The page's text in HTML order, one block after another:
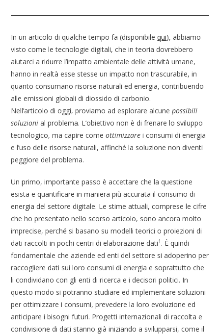
In un articolo di qualche tempo fa (disponibilequi), abbiamo
visto come le tecnologie digitali, che in teoria dovrebbero
aiutarci a ridurre l’impatto ambientale delle attività umane,
hanno in realtà esse stesse un impatto non trascurabile, in
quanto consumano risorse naturali ed energia, contribuendo
alle emissioni globali di diossido di carbonio.
Nell’articolo di oggi, proviamo ad esplorare alcunepossibili
soluzioni al problema. L’obiettivo non è di frenare lo sviluppo
tecnologico, ma capire comeottimizzarei consumi di energia
e l’uso delle risorse naturali, affinché la soluzione non diventi
peggiore del problema.
Un primo, importante passo è accettare che la questione
esista e quantificare in maniera più accurata il consumo di
energia del settore digitale. Le stime attuali, comprese le cifre
che ho presentato nello scorso articolo, sono ancora molto
imprecise, perché si basano su modelli teorici o proiezioni di
dati raccolti in pochi centri di elaborazione dati1 . È quindi
fondamentale che aziende ed enti del settore si adoperino per
raccogliere dati sui loro consumi di energia e soprattutto che
li condividano con gli enti di ricerca e i decisori politici. In
questo modo si potranno studiare ed implementare soluzioni
per ottimizzare i consumi, prevedere la loro evoluzione ed
anticipare i bisogni futuri. Progetti internazionali di raccolta e
condivisione di dati stanno già iniziando a svilupparsi, come il